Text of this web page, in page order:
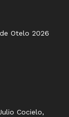
Otelo 2026
Cocielo,